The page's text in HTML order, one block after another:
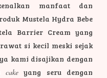
manfaat dan
Mustela Hydra Bebe
Barrier Cream yang
si kecil meski sejak
kami disajikan dengan
cakeyang seru dengan